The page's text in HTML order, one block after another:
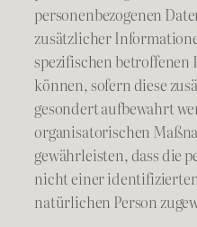
personenbezogenen
zusätzlicher
spezifischen betroffenen
können, sofern diese
gesondert aufbewahrt
organisatorischen
gewährleisten, dass die
nicht einer
natürlichen Person